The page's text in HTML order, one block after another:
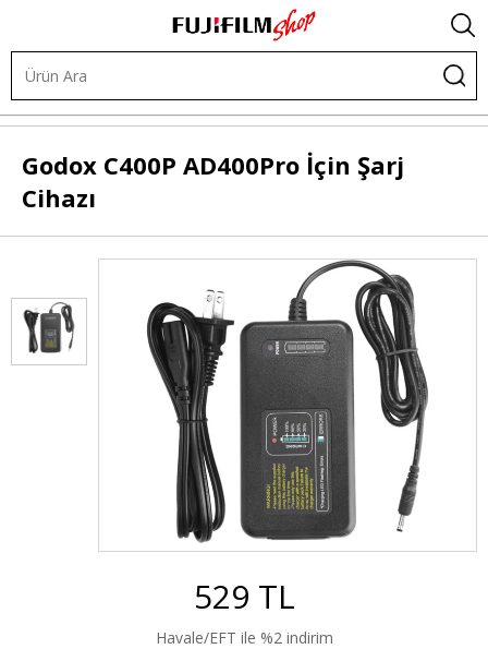
Flaş Aksesuarları
Godox C400P AD400Pro İçin Şarj
Cihazı
529 TL
Havale/EFT ile %2 indirim